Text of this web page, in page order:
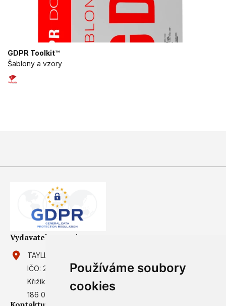
Používáme soubory
cookies
GDPR Toolkit™
Šablony a vzory
Vydavatel magazínu
TAYLLORCOX s.r.o.
IČO: 27902587
Křižíkova 2136/2a (campus TAYLLORCOX)
186 00 Praha 8, Karlín